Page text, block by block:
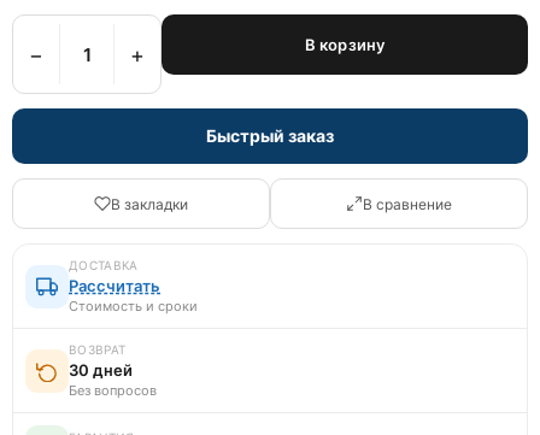
− + В корзину
Быстрый заказ
В закладки В сравнение
ДОСТАВКА
Рассчитать
Стоимость и сроки
ВОЗВРАТ
30 дней
Без вопросов